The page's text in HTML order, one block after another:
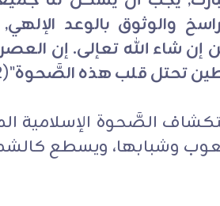
والوثوق بالوعد
إن شاء الله تعإلى. إن
تحتل قلب هذه الصَّحوة"(42).
الصَّحوة الإسلامية
وشبابها، ويسطع